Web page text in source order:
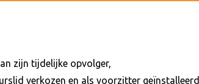
zijn tijdelijke opvolger,
verkozen en als voorzitter